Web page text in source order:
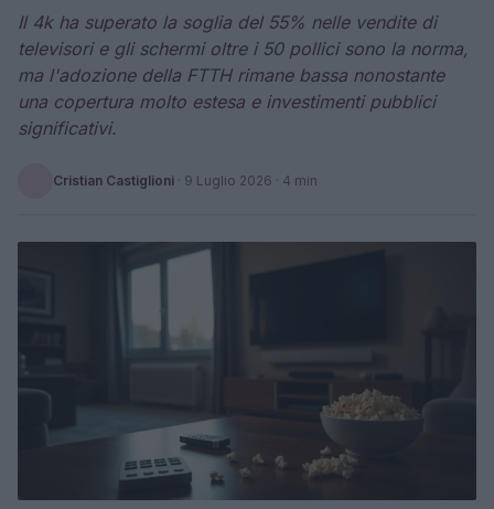
Il 4k ha superato la soglia del 55% nelle vendite di
televisori e gli schermi oltre i 50 pollici sono la norma,
ma l'adozione della FTTH rimane bassa nonostante
una copertura molto estesa e investimenti pubblici
significativi.
Cristian Castiglioni · 9 Luglio 2026 · 4 min